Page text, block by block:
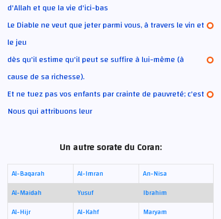
d'Allah et que la vie d'ici-bas
Le Diable ne veut que jeter parmi vous, à travers le vin et
le jeu
dès qu'il estime qu'il peut se suffire à lui-même (à
cause de sa richesse).
Et ne tuez pas vos enfants par crainte de pauvreté; c'est
Nous qui attribuons leur
Un autre sorate du Coran:
Al-Baqarah Al-Imran
An-Nisa
Al-Maidah
Yusuf
Ibrahim
Al-Hijr
Al-Kahf
Maryam